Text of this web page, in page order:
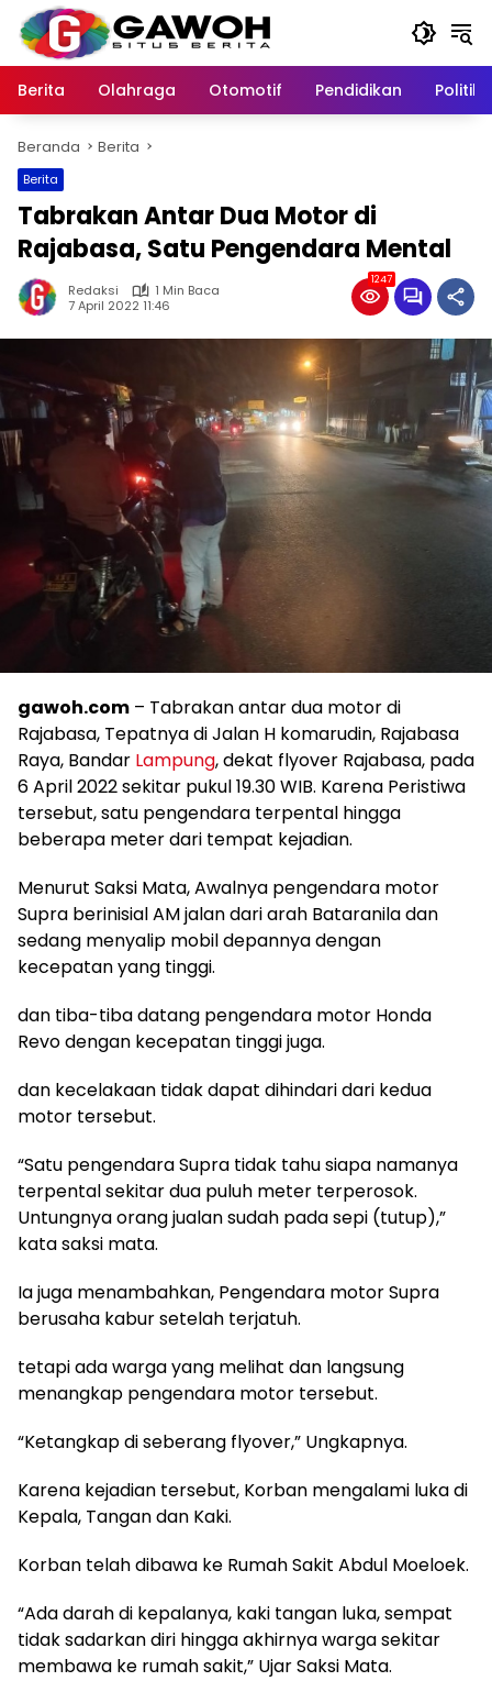
Langsung
konten
Berita
Olahraga Otomotif Pendidikan Politik
Beranda Berita
Berita
Tabrakan Antar Dua Motor di
Rajabasa, Satu Pengendara Mental
Redaksi
1 Min Baca
7 April 2022 11:46
1247
gawoh.com – Tabrakan antar dua motor di
Rajabasa, Tepatnya di Jalan H komarudin, Rajabasa
Raya, Bandar Lampung, dekat flyover Rajabasa, pada
6 April 2022 sekitar pukul 19.30 WIB. Karena Peristiwa
tersebut, satu pengendara terpental hingga
beberapa meter dari tempat kejadian.
Menurut Saksi Mata, Awalnya pengendara motor
Supra berinisial AM jalan dari arah Bataranila dan
sedang menyalip mobil depannya dengan
kecepatan yang tinggi.
dan tiba-tiba datang pengendara motor Honda
Revo dengan kecepatan tinggi juga.
dan kecelakaan tidak dapat dihindari dari kedua
motor tersebut.
“Satu pengendara Supra tidak tahu siapa namanya
terpental sekitar dua puluh meter terperosok.
Untungnya orang jualan sudah pada sepi (tutup),”
kata saksi mata.
Ia juga menambahkan, Pengendara motor Supra
berusaha kabur setelah terjatuh.
tetapi ada warga yang melihat dan langsung
menangkap pengendara motor tersebut.
“Ketangkap di seberang flyover,” Ungkapnya.
Karena kejadian tersebut, Korban mengalami luka di
Kepala, Tangan dan Kaki.
Korban telah dibawa ke Rumah Sakit Abdul Moeloek.
“Ada darah di kepalanya, kaki tangan luka, sempat
tidak sadarkan diri hingga akhirnya warga sekitar
membawa ke rumah sakit,” Ujar Saksi Mata.